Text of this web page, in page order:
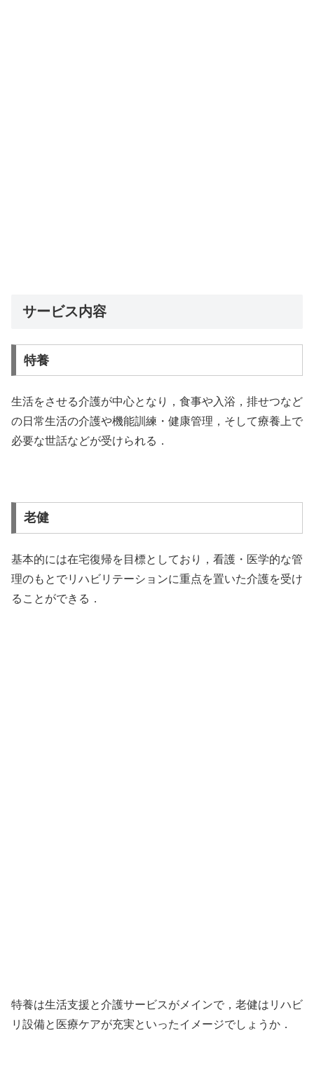
サービス内容
特養
生活をさせる介護が中心となり，食事や入浴，排せつなど
の日常生活の介護や機能訓練・健康管理，そして療養上で
必要な世話などが受けられる．
老健
基本的には在宅復帰を目標としており，看護・医学的な管
理のもとでリハビリテーションに重点を置いた介護を受け
ることができる．
特養は生活支援と介護サービスがメインで，老健はリハビ
リ設備と医療ケアが充実といったイメージでしょうか．